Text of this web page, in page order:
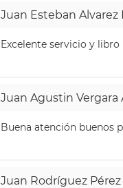
Juan Esteban Alvarez
Excelente servicio y libro
Juan Agustin Vergara
Buena atención buenos
Juan Rodríguez Pérez